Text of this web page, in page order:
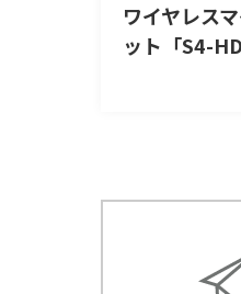
ワイヤレス
ット「S4-